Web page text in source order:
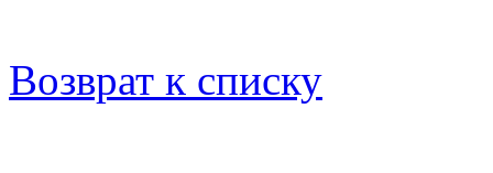
Возврат к списку